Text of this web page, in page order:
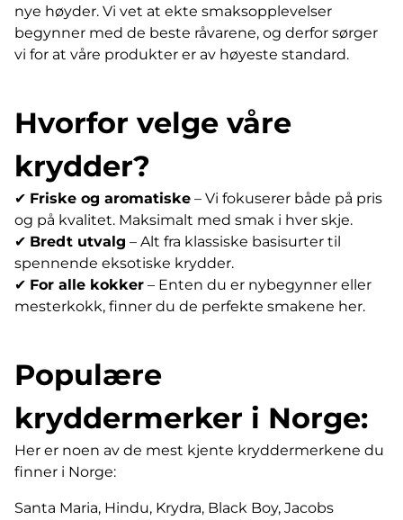
nye høyder. Vi vet at ekte smaksopplevelser
begynner med de beste råvarene, og derfor sørger
vi for at våre produkter er av høyeste standard.
Hvorfor velge våre
krydder?
✔ Friske og aromatiske – Vi fokuserer både på pris
og på kvalitet. Maksimalt med smak i hver skje.
✔ Bredt utvalg – Alt fra klassiske basisurter til
spennende eksotiske krydder.
✔ For alle kokker – Enten du er nybegynner eller
mesterkokk, finner du de perfekte smakene her.
Populære
kryddermerker i Norge:
Her er noen av de mest kjente kryddermerkene du
finner i Norge:
Santa Maria, Hindu, Krydra, Black Boy, Jacobs